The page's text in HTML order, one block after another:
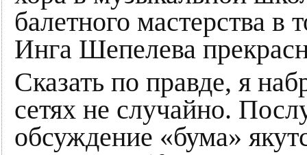
балетного мастерства
Инга Шепелева
Сказать по правде, я
сетях не случайно.
обсуждение «бума»